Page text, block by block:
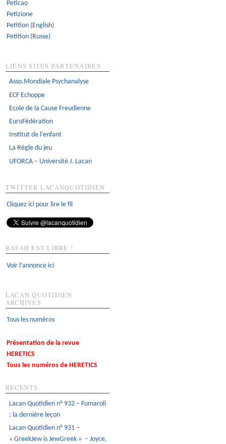
Peticao
Petizione
Petition (English)
Petition (Russe)
LIENS SITES PARTENAIRES
Asso.Mondiale Psychanalyse
ECF Echoppe
Ecole de la Cause Freudienne
EuroFédération
Institut de l'enfant
La Règle du jeu
UFORCA – Université J. Lacan
TWITTER LACANQUOTIDIEN
Cliquez ici pour lire le fil
RAFAH EST LIBRE !
Voir l’annonce ici
LACAN QUOTIDIEN
ARCHIVES
Tous les numéros
Présentation de la revue
HERETICS
Tous les numéros de HERETICS
RÉCENTS
Lacan Quotidien n° 932 – Fumaroli
: la dernière leçon
Lacan Quotidien n° 931 –
« GreekJew is JewGreek » – Joyce,